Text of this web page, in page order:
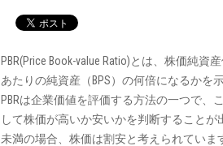
PBR(Price Book-value Ratio)とは、株価純資
あたりの純資産（BPS）の何倍になるかを
PBRは企業価値を評価する方法の一つで、
して株価が高いか安いかを判断することが
未満の場合、株価は割安と考えられていま